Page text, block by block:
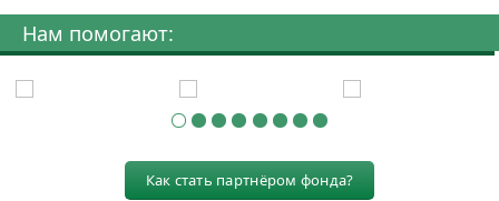
Нам помогают:
Как стать партнёром фонда?